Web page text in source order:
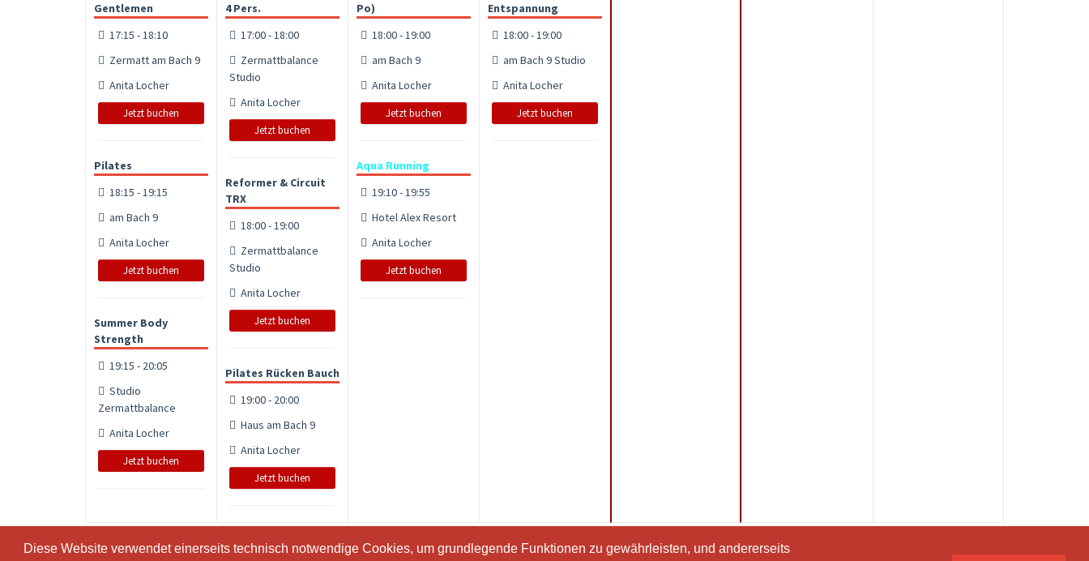
Diese Website verwendet einerseits technisch notwendige Cookies, um grundlegende Funktionen zu gewährleisten, und andererseits
Diese Website verwendet einerseits technisch notwendige Cookies, um grundlegende Funktionen zu gewährleisten, und andererseits
Gentlemen
17:15 - 18:10
Zermatt am Bach 9
Anita Locher
Jetzt buchen
Pilates
18:15 - 19:15
am Bach 9
Anita Locher
Jetzt buchen
Summer Body
Strength
19:15 - 20:05
Studio
Zermattbalance
Anita Locher
Jetzt buchen
4 Pers.
17:00 - 18:00
Zermattbalance
Studio
Anita Locher
Jetzt buchen
Reformer & Circuit
TRX
18:00 - 19:00
Zermattbalance
Studio
Anita Locher
Jetzt buchen
Pilates Rücken Bauch
19:00 - 20:00
Haus am Bach 9
Anita Locher
Jetzt buchen
Po)
18:00 - 19:00
am Bach 9
Anita Locher
Jetzt buchen
Aqua Running
19:10 - 19:55
Hotel Alex Resort
Anita Locher
Jetzt buchen
Entspannung
18:00 - 19:00
am Bach 9 Studio
Anita Locher
Jetzt buchen